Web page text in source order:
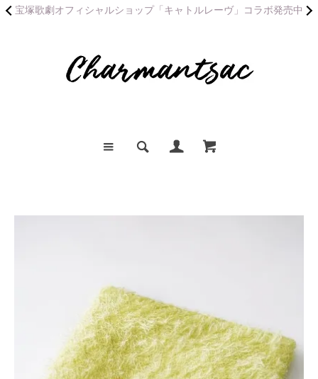
宝塚歌劇オフィシャルショップ「キャトルレーヴ」コラボ発売中